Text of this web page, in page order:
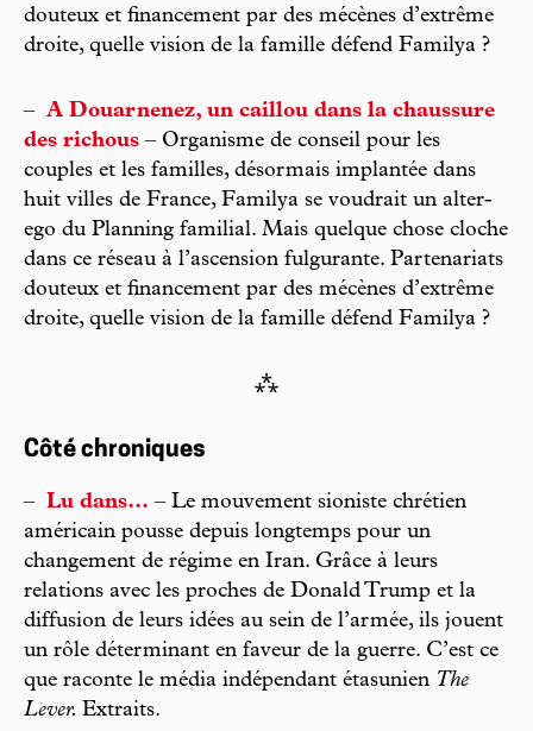
douteux et financement par des mécènes d’extrême
droite, quelle vision de la famille défend Familya ?
– A Douarnenez, un caillou dans la chaussure
des richous – Organisme de conseil pour les
couples et les familles, désormais implantée dans
huit villes de France, Familya se voudrait un alter-
ego du Planning familial. Mais quelque chose cloche
dans ce réseau à l’ascension fulgurante. Partenariats
douteux et financement par des mécènes d’extrême
droite, quelle vision de la famille défend Familya ?
⁂
Côté chroniques
– Lu dans... – Le mouvement sioniste chrétien
américain pousse depuis longtemps pour un
changement de régime en Iran. Grâce à leurs
relations avec les proches de Donald Trump et la
diffusion de leurs idées au sein de l’armée, ils jouent
un rôle déterminant en faveur de la guerre. C’est ce
que raconte le média indépendant étasunien The
Lever. Extraits.